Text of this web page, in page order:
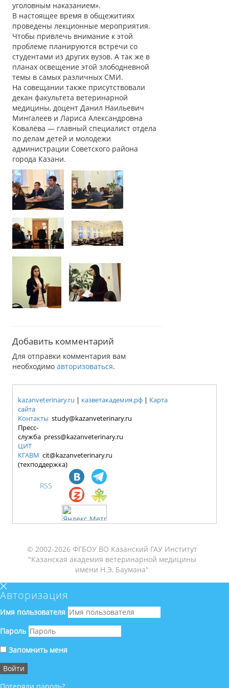
уголовным наказанием».
В настоящее время в общежитиях
проведены лекционные мероприятия.
Чтобы привлечь внимание к этой
проблеме планируются встречи со
студентами из других вузов. А так же в
планах освещение этой злободневной
темы в самых различных СМИ.
На совещании также присутствовали
декан факультета ветеринарной
медицины, доцент Данил Наильевич
Мингалеев и Лариса Александровна
Ковалёва — главный специалист отдела
по делам детей и молодежи
администрации Советского района
города Казани.
Добавить комментарий
Для отправки комментария вам
необходимо авторизоваться.
kazanveterinary.ru | казветакадемия.рф | Карта
сайта
Контакты study@kazanveterinary.ru
Пресс-
служба press@kazanveterinary.ru
ЦИТ
КГАВМ cit@kazanveterinary.ru
(техподдержка)
RSS
© 2002-2026 ФГБОУ ВО Казанский ГАУ Институт
"Казанская академия ветеринарной медицины
имени Н.Э. Баумана"
Авторизация
Имя пользователя
Пароль
Запомнить меня